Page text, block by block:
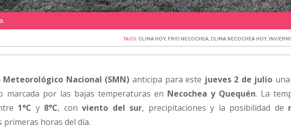
TAGS: CLIMA HOY, FRIO NECOCHEA, CLIMA NECOCHEA HOY,
Meteorológico Nacional (SMN) anticipa para este jueves 2 de julio
marcada por las bajas temperaturas en Necochea y Quequén. La
1°C y 8°C, conviento del sur, precipitaciones y la posibilidad de
primeras horas del día.